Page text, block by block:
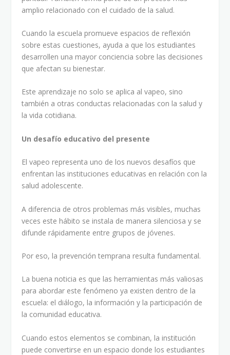
amplio relacionado con el cuidado de la salud.
Cuando la escuela promueve espacios de reflexión
sobre estas cuestiones, ayuda a que los estudiantes
desarrollen una mayor conciencia sobre las decisiones
que afectan su bienestar.
Este aprendizaje no solo se aplica al vapeo, sino
también a otras conductas relacionadas con la salud y
la vida cotidiana.
Un desafío educativo del presente
El vapeo representa uno de los nuevos desafíos que
enfrentan las instituciones educativas en relación con la
salud adolescente.
A diferencia de otros problemas más visibles, muchas
veces este hábito se instala de manera silenciosa y se
difunde rápidamente entre grupos de jóvenes.
Por eso, la prevención temprana resulta fundamental.
La buena noticia es que las herramientas más valiosas
para abordar este fenómeno ya existen dentro de la
escuela: el diálogo, la información y la participación de
la comunidad educativa.
Cuando estos elementos se combinan, la institución
puede convertirse en un espacio donde los estudiantes